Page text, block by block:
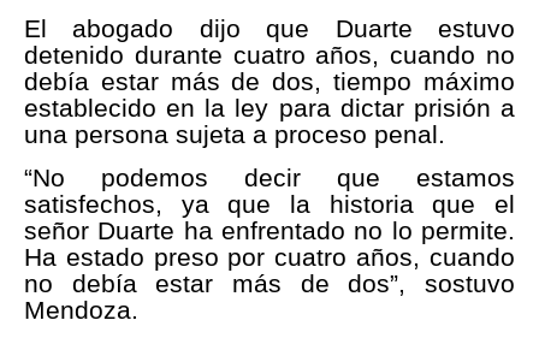
El abogado dijo que Duarte estuvo
detenido durante cuatro años, cuando no
debía estar más de dos, tiempo máximo
establecido en la ley para dictar prisión a
una persona sujeta a proceso penal.
“No podemos decir que estamos
satisfechos, ya que la historia que el
señor Duarte ha enfrentado no lo permite.
Ha estado preso por cuatro años, cuando
no debía estar más de dos”, sostuvo
Mendoza.